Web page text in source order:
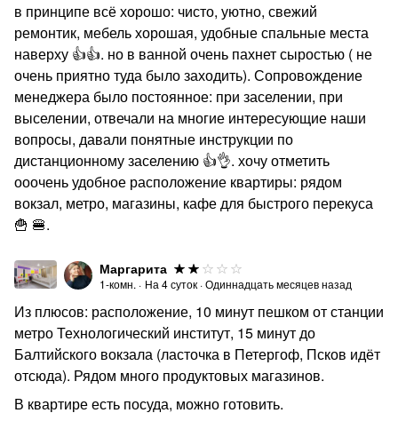
в принципе всё хорошо: чисто, уютно, свежий
ремонтик, мебель хорошая, удобные спальные места
наверху 👍👍. но в ванной очень пахнет сыростью ( не
очень приятно туда было заходить). Сопровождение
менеджера было постоянное: при заселении, при
выселении, отвечали на многие интересующие наши
вопросы, давали понятные инструкции по
дистанционному заселению 👍👌. хочу отметить
ооочень удобное расположение квартиры: рядом
вокзал, метро, магазины, кафе для быстрого перекуса
🍟 🍔.
Маргарита
1-комн. · На 4суток ·Одиннадцать месяцев назад
Из плюсов: расположение, 10 минут пешком от станции
метро Технологический институт, 15 минут до
Балтийского вокзала (ласточка в Петергоф, Псков идёт
отсюда). Рядом много продуктовых магазинов.
В квартире есть посуда, можно готовить.